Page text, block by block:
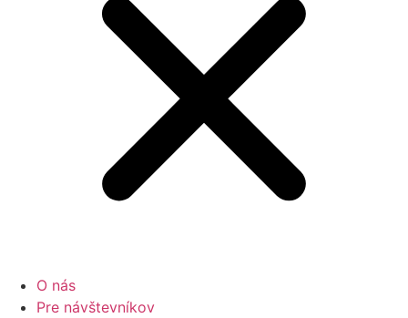
O nás
Pre návštevníkov